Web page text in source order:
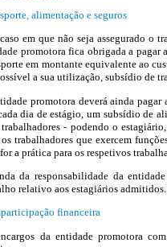
alimentação e seguros
em que não seja assegurado o
promotora fica obrigada a pagar
em montante equivalente ao
a sua utilização, subsídio de
promotora deverá ainda
dia de estágio, um subsídio de
trabalhadores - podendo o
os trabalhadores que exercem
for a prática para os respetivos
da responsabilidade da
relativo aos estagiários admitidos.
financeira
da entidade promotora